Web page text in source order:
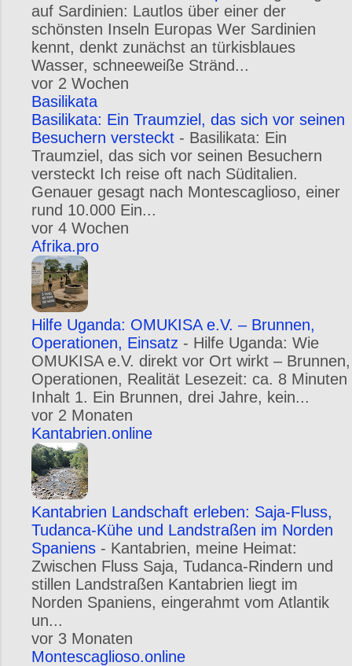
auf Sardinien: Lautlos über einer der
schönsten Inseln Europas Wer Sardinien
kennt, denkt zunächst an türkisblaues
Wasser, schneeweiße Stränd...
vor 2 Wochen
Basilikata
Basilikata: Ein Traumziel, das sich vor seinen
Besuchern versteckt - Basilikata: Ein
Traumziel, das sich vor seinen Besuchern
versteckt Ich reise oft nach Süditalien.
Genauer gesagt nach Montescaglioso, einer
rund 10.000 Ein...
vor 4 Wochen
Afrika.pro
Hilfe Uganda: OMUKISA e.V. – Brunnen,
Operationen, Einsatz - Hilfe Uganda: Wie
OMUKISA e.V. direkt vor Ort wirkt – Brunnen,
Operationen, Realität Lesezeit: ca. 8 Minuten
Inhalt 1. Ein Brunnen, drei Jahre, kein...
vor 2 Monaten
Kantabrien.online
Kantabrien Landschaft erleben: Saja-Fluss,
Tudanca-Kühe und Landstraßen im Norden
Spaniens - Kantabrien, meine Heimat:
Zwischen Fluss Saja, Tudanca-Rindern und
stillen Landstraßen Kantabrien liegt im
Norden Spaniens, eingerahmt vom Atlantik
un...
vor 3 Monaten
Montescaglioso.online